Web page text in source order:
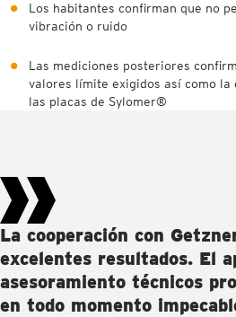
Los habitantes confirman que no
vibración o ruido
Las mediciones posteriores
valores límite exigidos así como
las placas de Sylomer®
La cooperación con
excelentes resultados. El
asesoramiento técnicos
en todo momento